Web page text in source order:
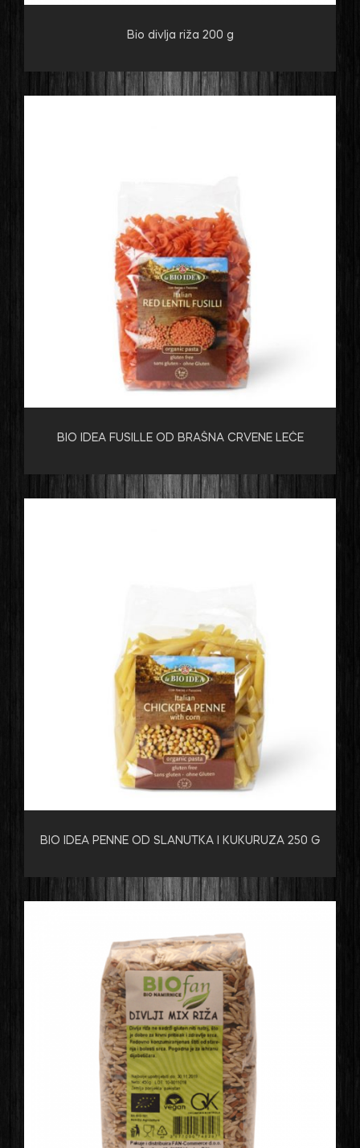
Bio divlja riža 200 g
BIO IDEA FUSILLE OD BRAŠNA CRVENE LEĆE
BIO IDEA PENNE OD SLANUTKA I KUKURUZA 250 G